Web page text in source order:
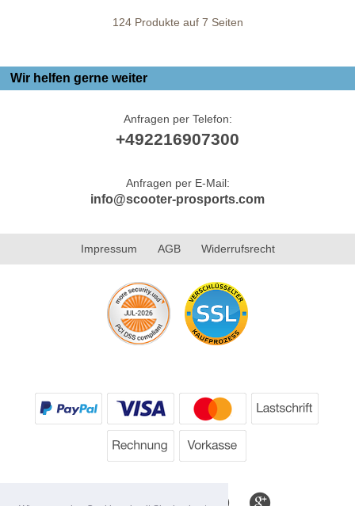
124 Produkte auf 7 Seiten
Wir helfen gerne weiter
Anfragen per Telefon:
+492216907300
Anfragen per E-Mail:
info@scooter-prosports.com
Impressum AGB Widerrufsrecht